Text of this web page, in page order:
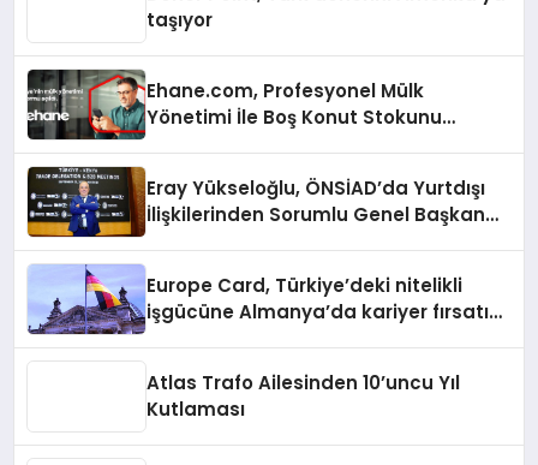
taşıyor
Ehane.com, Profesyonel Mülk
Yönetimi İle Boş Konut Stokunu
Eray Yükseloğlu, ÖNSİAD’da Yurtdışı
İlişkilerinden Sorumlu Genel Başkan
Europe Card, Türkiye’deki nitelikli
işgücüne Almanya’da kariyer fırsatı
Atlas Trafo Ailesinden 10’uncu Yıl
Kutlaması